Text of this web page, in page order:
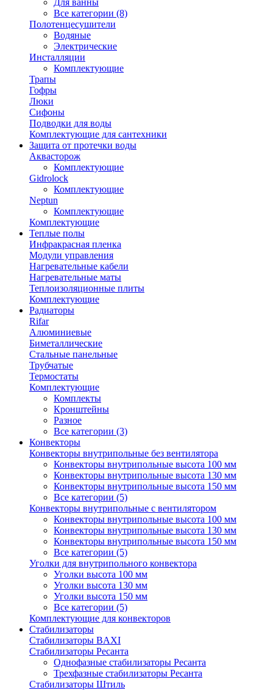
Для ванны
Все категории (8)
Полотенцесушители
Водяные
Электрические
Инсталляции
Комплектующие
Трапы
Гофры
Люки
Сифоны
Подводки для воды
Комплектующие для сантехники
Защита от протечки воды
Аквасторож
Комплектующие
Gidrolock
Комплектующие
Neptun
Комплектующие
Комплектующие
Теплые полы
Инфракрасная пленка
Модули управления
Нагревательные кабели
Нагревательные маты
Теплоизоляционные плиты
Комплектующие
Радиаторы
Rifar
Алюминиевые
Биметаллические
Стальные панельные
Трубчатые
Термостаты
Комплектующие
Комплекты
Кронштейны
Разное
Все категории (3)
Конвекторы
Конвекторы внутрипольные без вентилятора
Конвекторы внутрипольные высота 100 мм
Конвекторы внутрипольные высота 130 мм
Конвекторы внутрипольные высота 150 мм
Все категории (5)
Конвекторы внутрипольные с вентилятором
Конвекторы внутрипольные высота 100 мм
Конвекторы внутрипольные высота 130 мм
Конвекторы внутрипольные высота 150 мм
Все категории (5)
Уголки для внутрипольного конвектора
Уголки высота 100 мм
Уголки высота 130 мм
Уголки высота 150 мм
Все категории (5)
Комплектующие для конвекторов
Стабилизаторы
Стабилизаторы BAXI
Стабилизаторы Ресанта
Однофазные стабилизаторы Ресанта
Трехфазные стабилизаторы Ресанта
Стабилизаторы Штиль